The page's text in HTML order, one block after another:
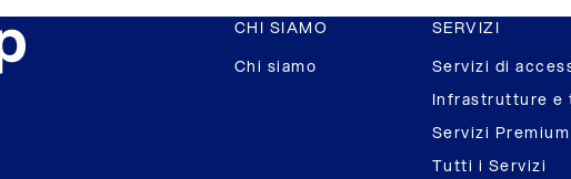
CHI SIAMO
Chi siamo
SERVIZI
Servizi di
Infrastrutture e
Servizi Premium
Tutti i Servizi